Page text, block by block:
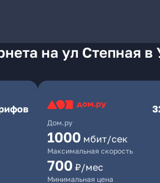
на ул Степная в
Дом.ру
1000 мбит/сек
Максимальная скорость
700 ₽/мес
Минимальная цена